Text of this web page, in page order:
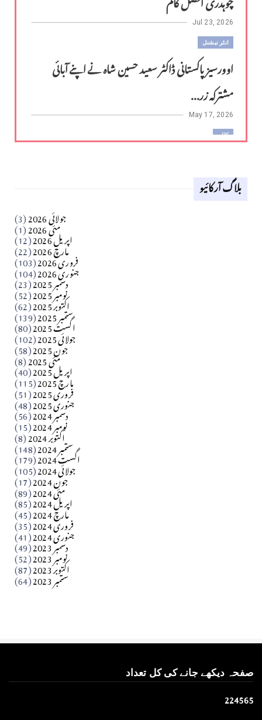
Jul 23, 2026
انٹر نیشنل
اوورسیز پاکستانی ڈاکٹر سعید حسین شاہ نے اپنے آبائی
مشترکہ زر...
May 17, 2026
کالم
Apr 18, 2026
آزاد کشمیر جیسے احتجاج کی ضرورت ہے؟ از،،، ظہیرالدین
بلاگ آرکائیو
جولائی 2026 (3) مئی 2026 (1) اپریل 2026 (12) مارچ 2026 (22) فروری 2026 (103) جنوری 2026 (104) دسمبر 2025 (23) نومبر 2025 (52) اکتوبر 2025 (62) ستمبر 2025 (139) اگست 2025 (80) جولائی 2025 (102) جون 2025 (58) مئی 2025 (8) اپریل 2025 (40) مارچ 2025 (115) فروری 2025 (51) جنوری 2025 (48) دسمبر 2024 (56) نومبر 2024 (15) اکتوبر 2024 (8) ستمبر 2024 (148) اگست 2024 (179) جولائی 2024 (105) جون 2024 (17) مئی 2024 (89) اپریل 2024 (85) مارچ 2024 (45) فروری 2024 (35) جنوری 2024 (41) دسمبر 2023 (49) نومبر 2023 (52) اکتوبر 2023 (87) ستمبر 2023 (64)
صفحہ دیکھے جانے کی کل تعداد
224565